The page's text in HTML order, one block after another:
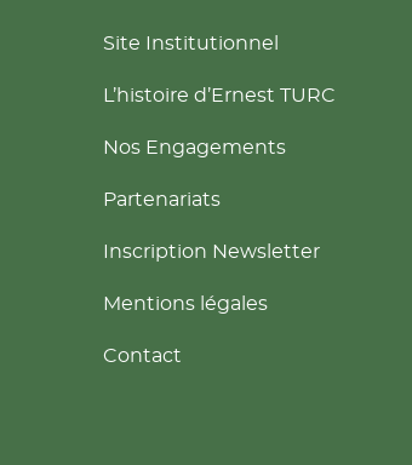
Site Institutionnel
L’histoire d’Ernest TURC
Nos Engagements
Partenariats
Inscription Newsletter
Mentions légales
Contact